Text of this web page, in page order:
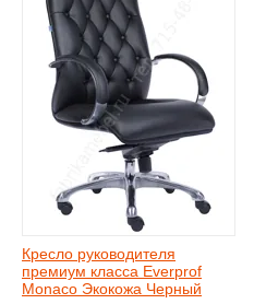
Кресло руководителя
премиум класса Everprof
Monaco Экокожа Черный